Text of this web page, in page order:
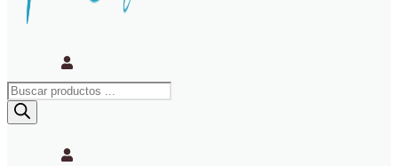
Búsqueda
de
productos